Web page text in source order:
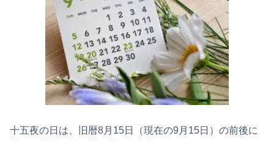
十五夜の日は、旧暦8月15日（現在の9月15日）の前後に